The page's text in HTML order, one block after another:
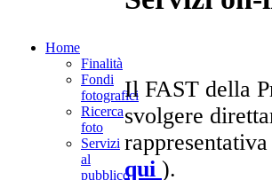
Home
Finalità
Fondi
fotografici
Ricerca
foto
Servizi
al
pubblico
Il FAST della
svolgere
qui ).